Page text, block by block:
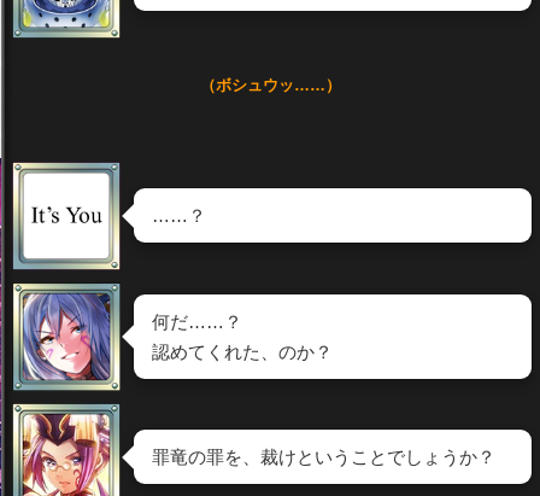
（ボシュウッ……）
……？
何だ……？
認めてくれた、のか？
罪竜の罪を、裁けということでしょうか？